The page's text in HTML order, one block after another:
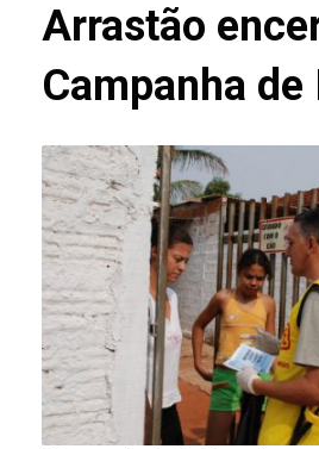
Arrastão
Campanha de